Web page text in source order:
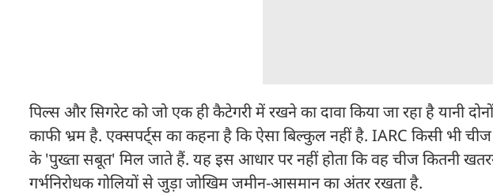
पिल्स और सिगरेट को जो एक ही कैटेगरी में रखने का दावा किया जा रहा है यानी
काफी भ्रम है. एक्सपर्ट्स का कहना है कि ऐसा बिल्कुल नहीं है. IARC किसी भी
के 'पुख्ता सबूत' मिल जाते हैं. यह इस आधार पर नहीं होता कि वह चीज कितनी
गर्भनिरोधक गोलियों से जुड़ा जोखिम जमीन-आसमान का अंतर रखता है.